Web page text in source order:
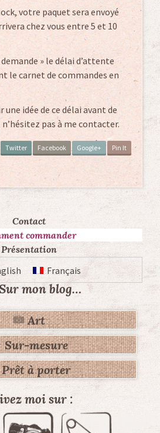
votre paquet sera envoyé
chez vous entre 5 et 10
» le délai d’attente
le carnet de commandes en
une idée de ce délai avant de
pas à me contacter.
Twitter Facebook Google+ Pin It
Contact
commander
Présentation
Français
Sur mon blog…
Art
Sur-mesure
Prêt à porter
moi sur :